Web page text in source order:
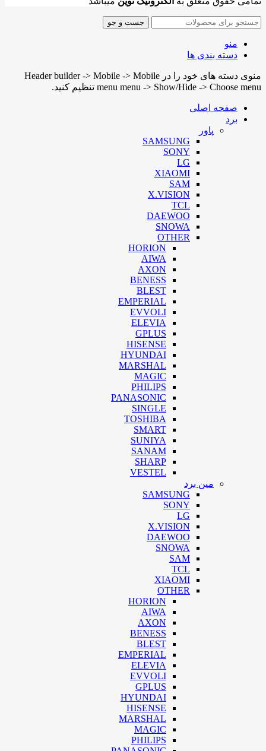
جست و جو
منو
دسته بندی ها
منوی دسته های خود را در Header builder -> Mobile -> Mobile
menu menu -> Show/Hide -> Choose menu تنظیم کنید.
صفحه اصلی
برد
پاور
SAMSUNG
SONY
LG
XIAOMI
SAM
X.VISION
TCL
DAEWOO
SNOWA
OTHER
HORION
AIWA
AXON
BENESS
BLEST
EMPERIAL
EVVOLI
ELEVIA
GPLUS
HISENSE
HYUNDAI
MARSHAL
MAGIC
PHILIPS
PANASONIC
SINGLE
TOSHIBA
SMART
SUNIYA
SANAM
SHARP
VESTEL
مین برد
SAMSUNG
SONY
LG
X.VISION
DAEWOO
SNOWA
SAM
TCL
XIAOMI
OTHER
HORION
AIWA
AXON
BENESS
BLEST
EMPERIAL
ELEVIA
EVVOLI
GPLUS
HYUNDAI
HISENSE
MARSHAL
MAGIC
PHILIPS